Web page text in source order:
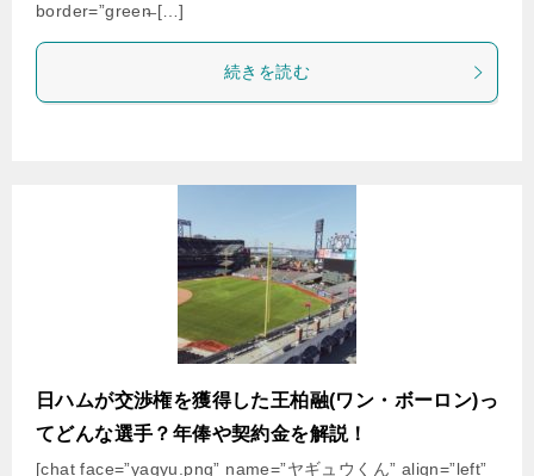
border=”green̶ […]
続きを読む
日ハムが交渉権を獲得した王柏融(ワン・ボーロン)っ
てどんな選手？年俸や契約金を解説！
[chat face=”yagyu.png” name=”ヤギュウくん” align=”left”